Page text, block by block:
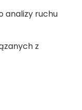
analizy ruchu
z